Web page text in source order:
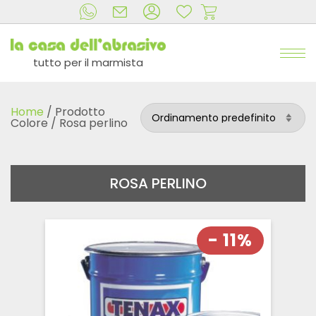
tutto per il marmista
Home / Prodotto
Colore / Rosa perlino
ROSA PERLINO
- 11%